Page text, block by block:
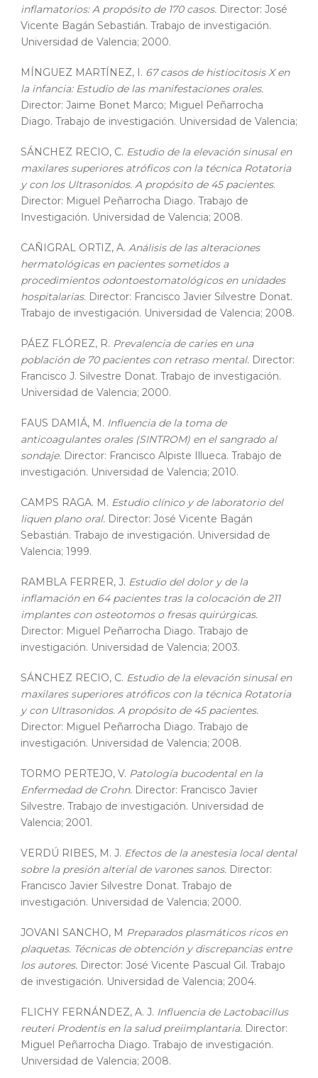
inflamatorios: A propósito de 170 casos. Director: José
Vicente Bagán Sebastián. Trabajo de investigación.
Universidad de Valencia; 2000.
MÍNGUEZ MARTÍNEZ, I. 67 casos de histiocitosis X en
la infancia: Estudio de las manifestaciones orales.
Director: Jaime Bonet Marco; Miguel Peñarrocha
Diago. Trabajo de investigación. Universidad de Valencia;
SÁNCHEZ RECIO, C. Estudio de la elevación sinusal en
maxilares superiores atróficos con la técnica Rotatoria
y con los Ultrasonidos. A propósito de 45 pacientes.
Director: Miguel Peñarrocha Diago. Trabajo de
Investigación. Universidad de Valencia; 2008.
CAÑIGRAL ORTIZ, A. Análisis de las alteraciones
hermatológicas en pacientes sometidos a
procedimientos odontoestomatológicos en unidades
hospitalarias. Director: Francisco Javier Silvestre Donat.
Trabajo de investigación. Universidad de Valencia; 2008.
PÁEZ FLÓREZ, R. Prevalencia de caries en una
población de 70 pacientes con retraso mental. Director:
Francisco J. Silvestre Donat. Trabajo de investigación.
Universidad de Valencia; 2000.
FAUS DAMIÁ, M. Influencia de la toma de
anticoagulantes orales (SINTROM) en el sangrado al
sondaje. Director: Francisco Alpiste Illueca. Trabajo de
investigación. Universidad de Valencia; 2010.
CAMPS RAGA. M. Estudio clínico y de laboratorio del
liquen plano oral. Director: José Vicente Bagán
Sebastián. Trabajo de investigación. Universidad de
Valencia; 1999.
RAMBLA FERRER, J. Estudio del dolor y de la
inflamación en 64 pacientes tras la colocación de 211
implantes con osteotomos o fresas quirúrgicas.
Director: Miguel Peñarrocha Diago. Trabajo de
investigación. Universidad de Valencia; 2003.
SÁNCHEZ RECIO, C. Estudio de la elevación sinusal en
maxilares superiores atróficos con la técnica Rotatoria
y con Ultrasonidos. A propósito de 45 pacientes.
Director: Miguel Peñarrocha Diago. Trabajo de
investigación. Universidad de Valencia; 2008.
TORMO PERTEJO, V. Patología bucodental en la
Enfermedad de Crohn. Director: Francisco Javier
Silvestre. Trabajo de investigación. Universidad de
Valencia; 2001.
VERDÚ RIBES, M. J. Efectos de la anestesia local dental
sobre la presión alterial de varones sanos. Director:
Francisco Javier Silvestre Donat. Trabajo de
investigación. Universidad de Valencia; 2000.
JOVANI SANCHO, M Preparados plasmáticos ricos en
plaquetas. Técnicas de obtención y discrepancias entre
los autores. Director: José Vicente Pascual Gil. Trabajo
de investigación. Universidad de Valencia; 2004.
FLICHY FERNÁNDEZ, A. J. Influencia de Lactobacillus
reuteri Prodentis en la salud preiimplantaria. Director:
Miguel Peñarrocha Diago. Trabajo de investigación.
Universidad de Valencia; 2008.